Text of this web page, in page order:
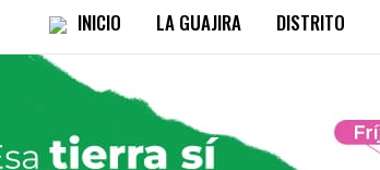
INICIO LA GUAJIRA DISTRITO